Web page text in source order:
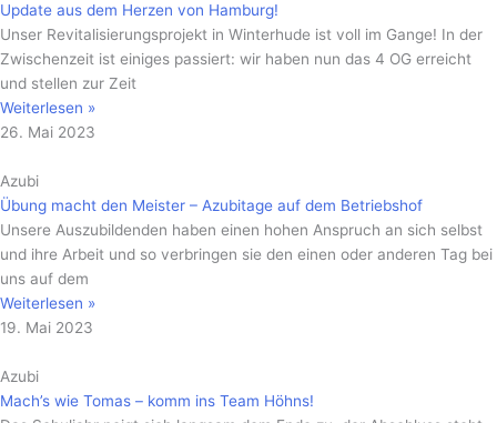
Update aus dem Herzen von Hamburg!
Unser Revitalisierungsprojekt in Winterhude ist voll im Gange! In der
Zwischenzeit ist einiges passiert: wir haben nun das 4 OG erreicht
und stellen zur Zeit
Weiterlesen »
26. Mai 2023
Azubi
Übung macht den Meister – Azubitage auf dem Betriebshof
Unsere Auszubildenden haben einen hohen Anspruch an sich selbst
und ihre Arbeit und so verbringen sie den einen oder anderen Tag bei
uns auf dem
Weiterlesen »
19. Mai 2023
Azubi
Mach’s wie Tomas – komm ins Team Höhns!